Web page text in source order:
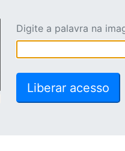
Digite a palavra na